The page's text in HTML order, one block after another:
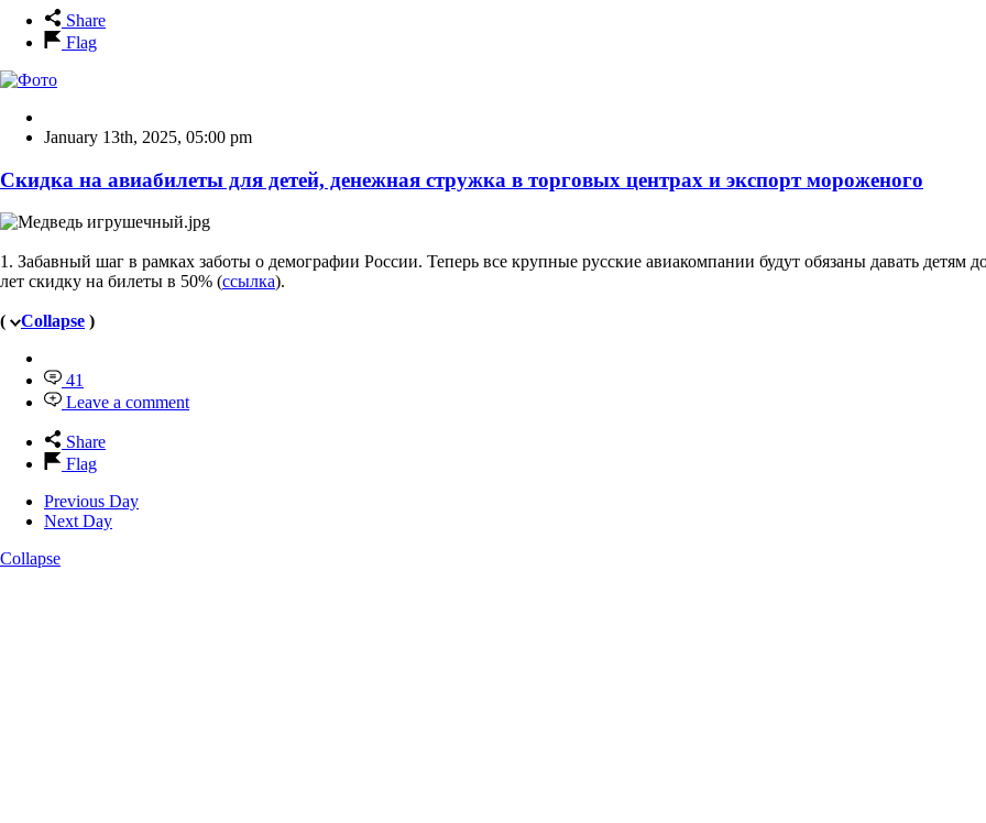
Share
Flag
January 13th, 2025, 05:00 pm
Скидка на авиабилеты для детей, денежная стружка в торговых центрах и экспорт мороженого
1. Забавный шаг в рамках заботы о демографии России. Теперь все крупные русские авиакомпании будут обязаны давать детям
лет скидку на билеты в 50% (ссылка).
( Collapse )
41
Leave a comment
Share
Flag
Previous Day
Next Day
Collapse